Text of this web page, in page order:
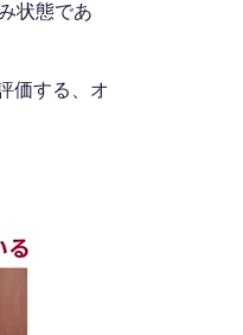
状態であ
価する、オ